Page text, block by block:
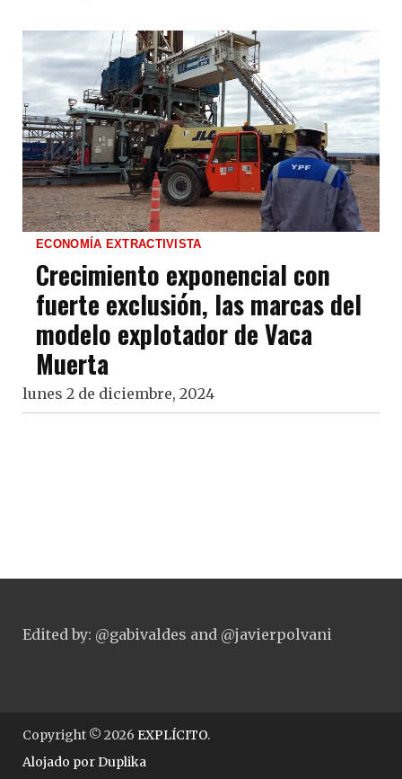
ECONOMÍA EXTRACTIVISTA
Crecimiento exponencial con
fuerte exclusión, las marcas del
modelo explotador de Vaca
Muerta
lunes 2 de diciembre, 2024
Edited by: @gabivaldes and @javierpolvani
Copyright © 2026 EXPLÍCITO.
Alojado porDuplika